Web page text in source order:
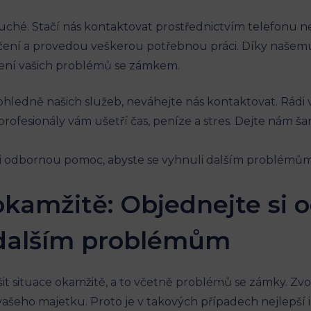
Stačí nás kontaktovat prostřednictvím telefonu
a provedou veškerou potřebnou práci. Díky
vašich problémů se zámkem.
našich služeb, neváhejte nás kontaktovat.
vám ušetří čas, peníze a stres. Dejte nám
Objednejte si
problémům
situace okamžitě, a to včetně problémů se zámky.
majetku. Proto je v takových případech